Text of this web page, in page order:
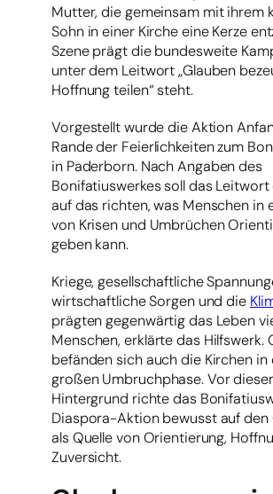
Mutter, die gemeinsam mit ihrem
Sohn in einer Kirche eine Kerze
Szene prägt die bundesweite
unter dem Leitwort „Glauben
Hoffnung teilen“ steht.
Vorgestellt wurde die Aktion
Rande der Feierlichkeiten zum
in Paderborn. Nach Angaben des
Bonifatiuswerkes soll das Leitwort
auf das richten, was Menschen in
von Krisen und Umbrüchen
geben kann.
Kriege, gesellschaftliche
wirtschaftliche Sorgen und die
prägten gegenwärtig das Leben
Menschen, erklärte das Hilfswerk.
befänden sich auch die Kirchen in
großen Umbruchphase. Vor
Hintergrund richte das
Diaspora-Aktion bewusst auf den
als Quelle von Orientierung,
Zuversicht.